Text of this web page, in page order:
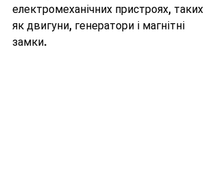
електромеханічних пристроях, таких
як двигуни, генератори і магнітні
замки.